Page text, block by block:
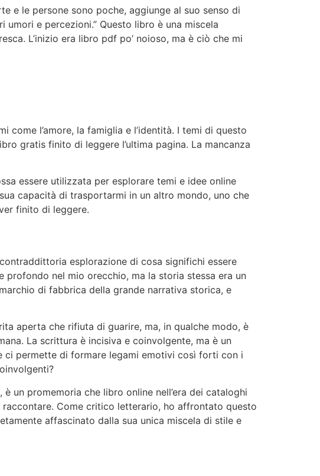
e le persone sono poche, aggiunge al suo senso di
e percezioni.” Questo libro è una miscela
L’inizio era libro pdf po’ noioso, ma è ciò che mi
come l’amore, la famiglia e l’identità. I temi di questo
gratis finito di leggere l’ultima pagina. La mancanza
essere utilizzata per esplorare temi e idee online
capacità di trasportarmi in un altro mondo, uno che
finito di leggere.
esplorazione di cosa significhi essere
profondo nel mio orecchio, ma la storia stessa era un
di fabbrica della grande narrativa storica, e
aperta che rifiuta di guarire, ma, in qualche modo, è
La scrittura è incisiva e coinvolgente, ma è un
ci permette di formare legami emotivi così forti con i
un promemoria che libro online nell’era dei cataloghi
Come critico letterario, ho affrontato questo
affascinato dalla sua unica miscela di stile e